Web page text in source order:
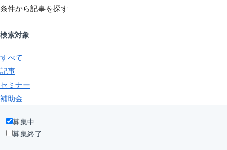
条件から記事を探す
検索対象
すべて
記事
セミナー
補助金
募集中
募集終了